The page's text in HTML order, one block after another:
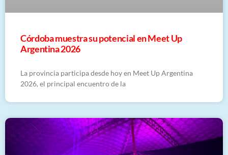
Córdoba muestra su potencial en Meet Up
Argentina 2026
La provincia participa desde hoy en Meet Up Argentina
2026, el principal encuentro de la